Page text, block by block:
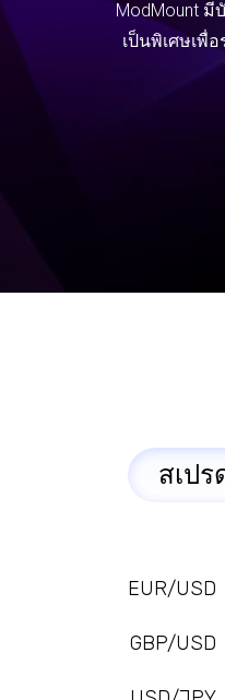
ModMount
เป็นพิเศษเพื่
สเปร
EUR/USD
GBP/USD